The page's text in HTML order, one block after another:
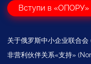
Вступи в «ОПОРУ»
关于俄罗斯中小企业联合会
非营利伙伴关系«支持»